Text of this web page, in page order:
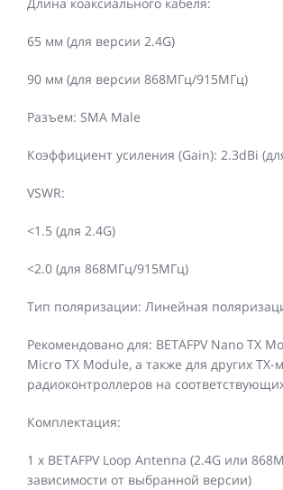
Длина коаксиального кабеля:
65 мм (для версии 2.4G)
90 мм (для версии 868МГц/915МГц)
Разъем: SMA Male
Коэффициент усиления (Gain): 2.3dBi
VSWR:
<1.5 (для 2.4G)
<2.0 (для 868МГц/915МГц)
Тип поляризации: Линейная
Рекомендовано для: BETAFPV Nano TX
Micro TX Module, а также для других TX-
радиоконтроллеров на
Комплектация:
1 x BETAFPV Loop Antenna (2.4G или
зависимости от выбранной версии)